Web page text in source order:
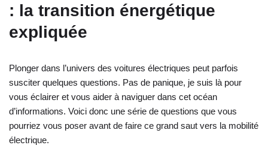
: la transition énergétique
expliquée
Plonger dans l’univers des voitures électriques peut parfois
susciter quelques questions. Pas de panique, je suis là pour
vous éclairer et vous aider à naviguer dans cet océan
d’informations. Voici donc une série de questions que vous
pourriez vous poser avant de faire ce grand saut vers la mobilité
électrique.